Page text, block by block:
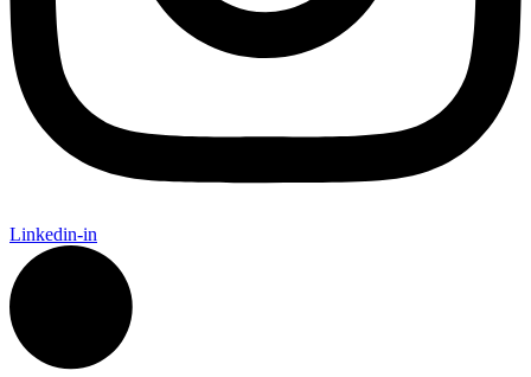
Linkedin-in